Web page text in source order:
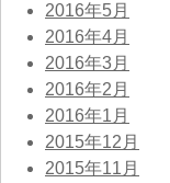
2016年5月
2016年4月
2016年3月
2016年2月
2016年1月
2015年12月
2015年11月